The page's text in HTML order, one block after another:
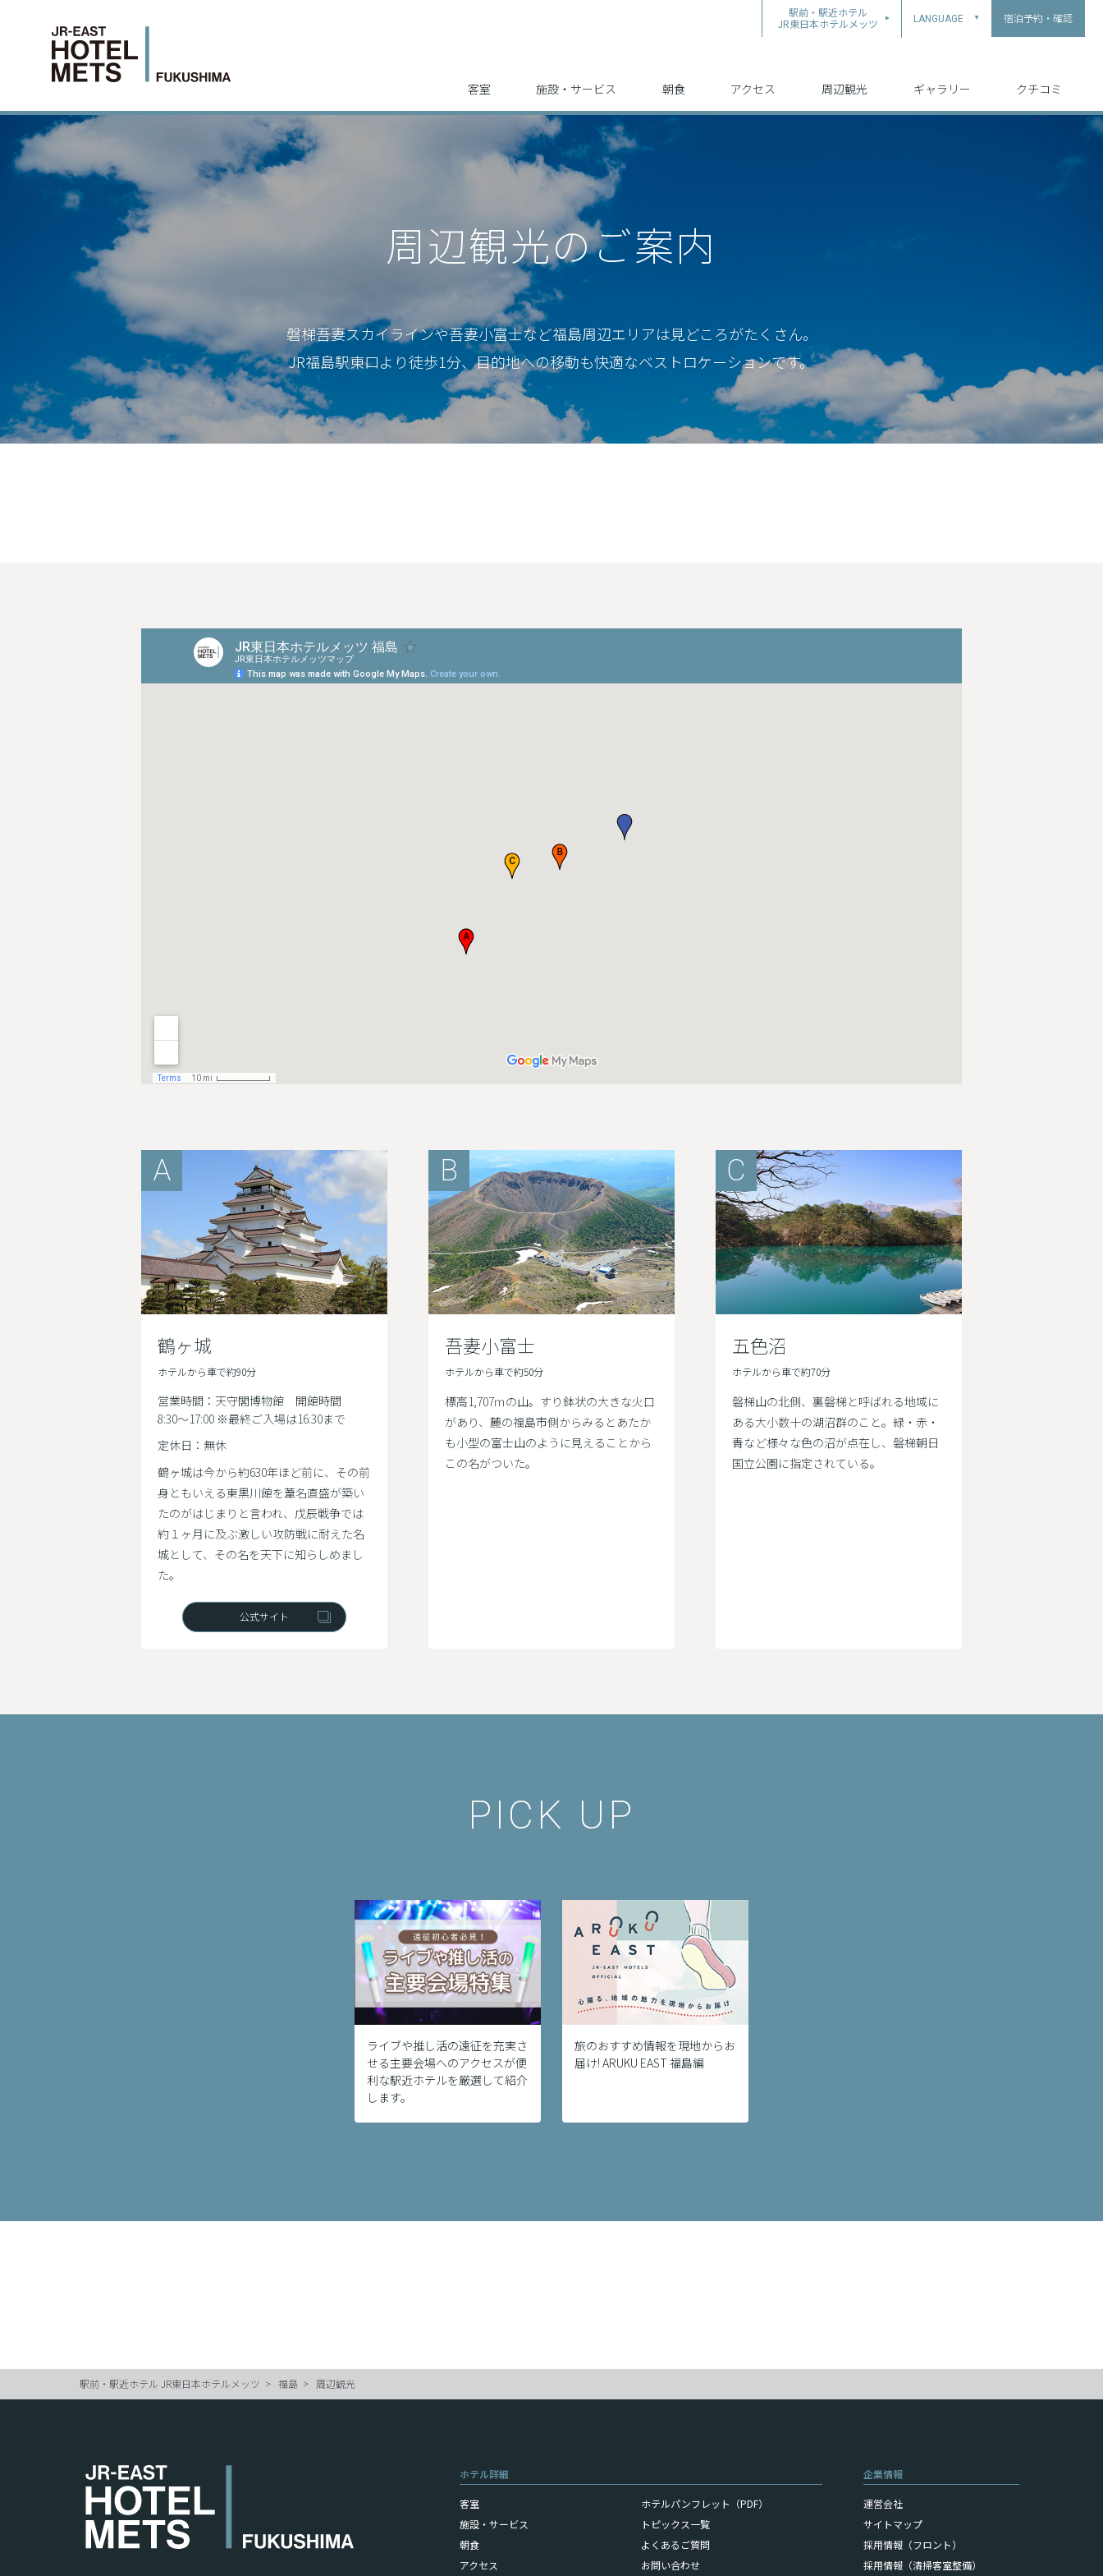
駅前・駅近ホテル
JR東日本ホテルメッツ
LANGUAGE ▲ 宿泊予約・確認
客室 施設・サービス 朝食 アクセス 周辺観光 ギャラリー クチコミ
周辺観光のご案内
磐梯吾妻スカイラインや吾妻小富士など福島周辺エリアは見どころがたくさん。
JR福島駅東口より徒歩1分、目的地への移動も快適なベストロケーションです。
A
鶴ヶ城
ホテルから車で約90分
営業時間：天守閣博物館 開館時間
8:30～17:00 ※最終ご入場は16:30まで
定休日：無休
鶴ヶ城は今から約630年ほど前に、その前
身ともいえる東黒川館を葦名直盛が築い
たのがはじまりと言われ、戊辰戦争では
約１ヶ月に及ぶ激しい攻防戦に耐えた名
城として、その名を天下に知らしめまし
た。
公式サイト
B
吾妻小富士
ホテルから車で約50分
標高1,707ｍの山。すり鉢状の大きな火口
があり、麓の福島市側からみるとあたか
も小型の富士山のように見えることから
この名がついた。
C
五色沼
ホテルから車で約70分
磐梯山の北側、裏磐梯と呼ばれる地域に
ある大小数十の湖沼群のこと。緑・赤・
青など様々な色の沼が点在し、磐梯朝日
国立公園に指定されている。
PICK UP
ライブや推し活の遠征を充実さ
せる主要会場へのアクセスが便
利な駅近ホテルを厳選して紹介
します。
旅のおすすめ情報を現地からお
届け! ARUKU EAST 福島編
駅前・駅近ホテル JR東日本ホテルメッツ 福島 周辺観光
ホテル詳細
客室
施設・サービス
朝食
アクセス
ホテルパンフレット（PDF）
トピックス一覧
よくあるご質問
お問い合わせ
企業情報
運営会社
サイトマップ
採用情報（フロント）
採用情報（清掃客室整備）